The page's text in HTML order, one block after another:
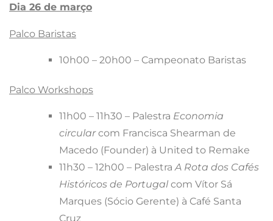
Dia 26 de março
Palco Baristas
10h00 – 20h00 – Campeonato Baristas
Palco Workshops
11h00 – 11h30 – Palestra Economia
circularcom Francisca Shearman de
Macedo (Founder) à United to Remake
11h30 – 12h00 – PalestraA Rota dos Cafés
Históricos de Portugal com Vítor Sá
Marques (Sócio Gerente) à Café Santa
Cruz